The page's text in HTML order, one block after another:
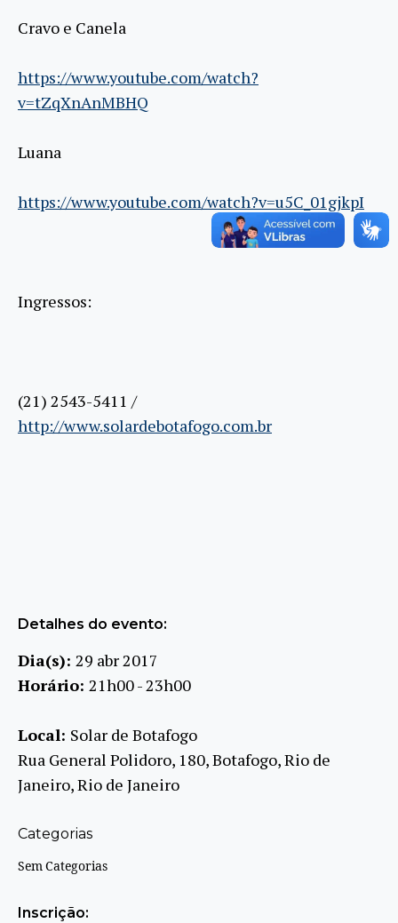
Cravo e Canela
https://www.youtube.com/watch?
v=tZqXnAnMBHQ
Luana
https://www.youtube.com/watch?v=u5C_01gjkpI
Ingressos:
(21) 2543-5411 /
http://www.solardebotafogo.com.br
Detalhes do evento:
Dia(s): 29 abr 2017
Horário: 21h00 - 23h00
Local: Solar de Botafogo
Rua General Polidoro, 180, Botafogo, Rio de
Janeiro, Rio de Janeiro
Categorias
Sem Categorias
Inscrição: